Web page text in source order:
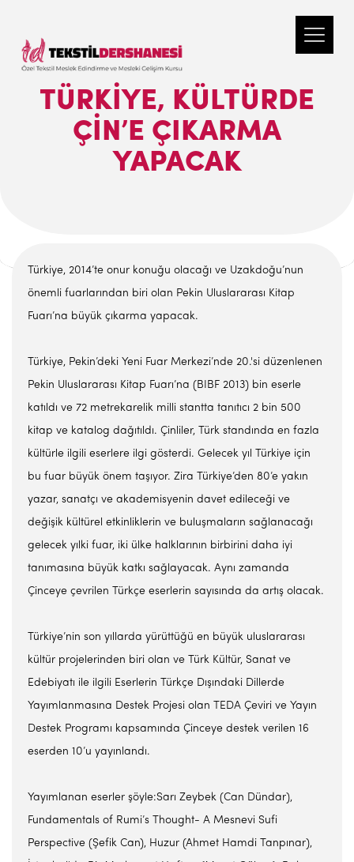
TÜRKIYE, KÜLTÜRDE
ÇIN’E ÇIKARMA
YAPACAK
Türkiye, 2014’te onur konuğu olacağı ve Uzakdoğu’nun
önemli fuarlarından biri olan Pekin Uluslararası Kitap
Fuarı’na büyük çıkarma yapacak.
Türkiye, Pekin’deki Yeni Fuar Merkezi’nde 20.'si düzenlenen
Pekin Uluslararası Kitap Fuarı’na (BIBF 2013) bin eserle
katıldı ve 72 metrekarelik milli stantta tanıtıcı 2 bin 500
kitap ve katalog dağıtıldı. Çinliler, Türk standında en fazla
kültürle ilgili eserlere ilgi gösterdi. Gelecek yıl Türkiye için
bu fuar büyük önem taşıyor. Zira Türkiye’den 80’e yakın
yazar, sanatçı ve akademisyenin davet edileceği ve
değişik kültürel etkinliklerin ve buluşmaların sağlanacağı
gelecek yılki fuar, iki ülke halklarının birbirini daha iyi
tanımasına büyük katkı sağlayacak. Aynı zamanda
Çinceye çevrilen Türkçe eserlerin sayısında da artış olacak.
Türkiye’nin son yıllarda yürüttüğü en büyük uluslararası
kültür projelerinden biri olan ve Türk Kültür, Sanat ve
Edebiyatı ile ilgili Eserlerin Türkçe Dışındaki Dillerde
Yayımlanmasına Destek Projesi olan TEDA Çeviri ve Yayın
Destek Programı kapsamında Çinceye destek verilen 16
eserden 10’u yayınlandı.
Yayımlanan eserler şöyle:Sarı Zeybek (Can Dündar),
Fundamentals of Rumi’s Thought- A Mesnevi Sufi
Perspective (Şefik Can), Huzur (Ahmet Hamdi Tanpınar),